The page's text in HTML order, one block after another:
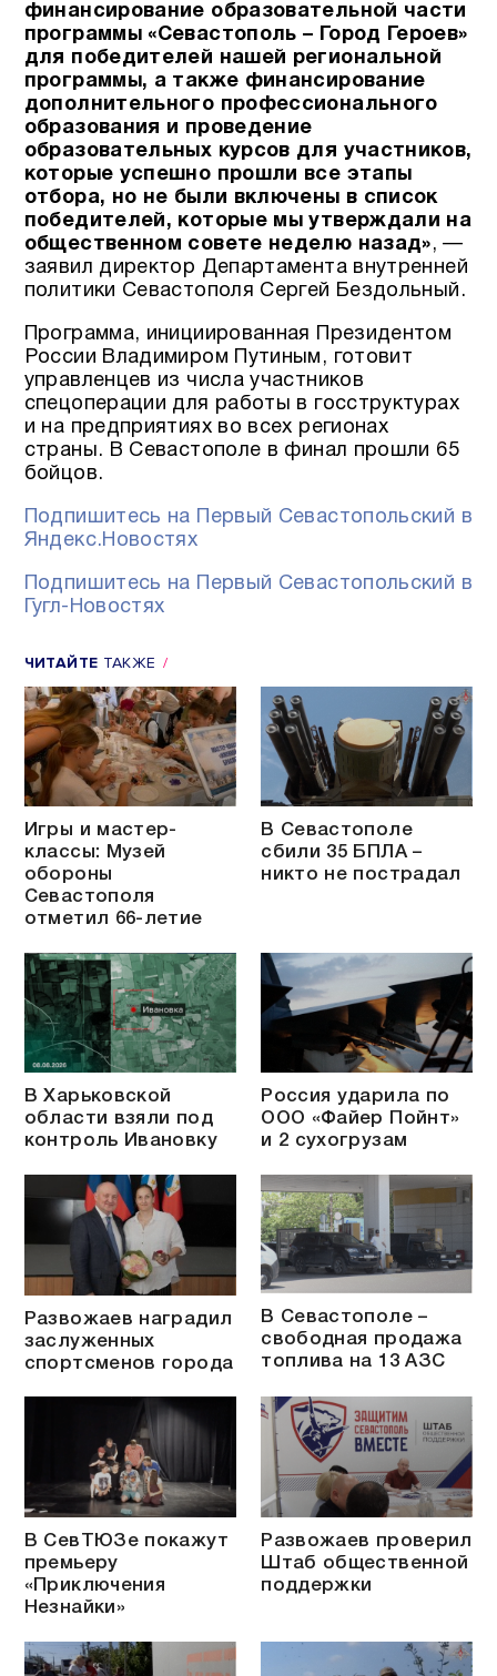
финансирование образовательной части
программы «Севастополь – Город Героев»
для победителей нашей региональной
программы, а также финансирование
дополнительного профессионального
образования и проведение
образовательных курсов для участников,
которые успешно прошли все этапы
отбора, но не были включены в список
победителей, которые мы утверждали на
общественном совете неделю назад», —
заявил директор Департамента внутренней
политики Севастополя Сергей Бездольный.
Программа, инициированная Президентом
России Владимиром Путиным, готовит
управленцев из числа участников
спецоперации для работы в госструктурах
и на предприятиях во всех регионах
страны. В Севастополе в финал прошли 65
бойцов.
Подпишитесь на Первый Севастопольский в
Яндекс.Новостях
Подпишитесь на Первый Севастопольский в
Гугл-Новостях
ЧИТАЙТЕ ТАКЖЕ
Игры и мастер-
классы: Музей
обороны
Севастополя
отметил 66-летие
В Севастополе
сбили 35 БПЛА –
никто не пострадал
В Харьковской
области взяли под
контроль Ивановку
Россия ударила по
ООО «Файер Пойнт»
и 2 сухогрузам
Развожаев наградил
заслуженных
спортсменов города
В Севастополе –
свободная продажа
топлива на 13 АЗС
В СевТЮЗе покажут
премьеру
«Приключения
Незнайки»
Развожаев проверил
Штаб общественной
поддержки